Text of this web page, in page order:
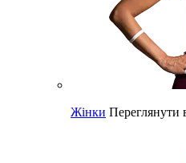
Жінки Переглянути